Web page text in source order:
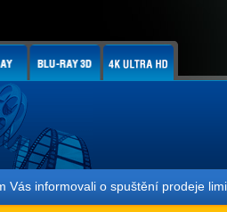
o spuštění prodeje